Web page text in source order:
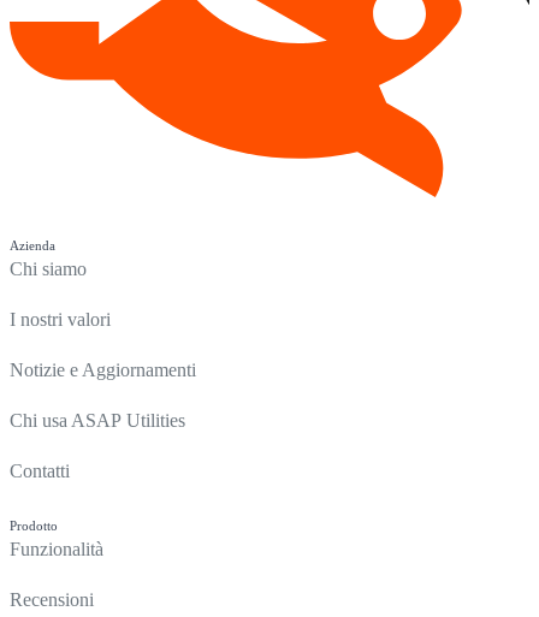
Azienda
Chi siamo
I nostri valori
Notizie e Aggiornamenti
Chi usa ASAP Utilities
Contatti
Prodotto
Funzionalità
Recensioni